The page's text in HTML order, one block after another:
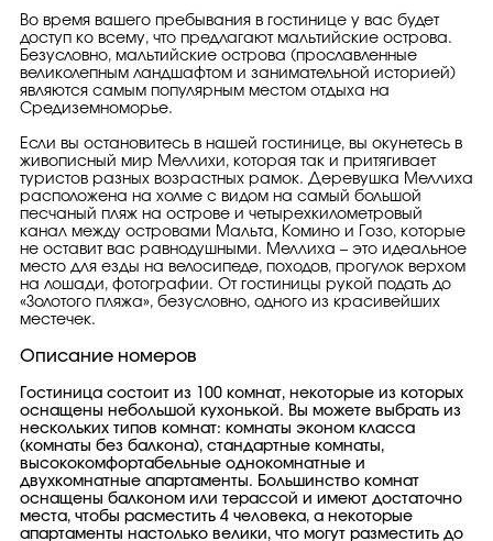
Во время вашего пребывания в гостинице у вас будет
доступ ко всему, что предлагают мальтийские острова.
Безусловно, мальтийские острова (прославленные
великолепным ландшафтом и занимательной историей)
являются самым популярным местом отдыха на
Средиземноморье.
Если вы остановитесь в нашей гостинице, вы окунетесь в
живописный мир Меллихи, которая так и притягивает
туристов разных возрастных рамок. Деревушка Меллиха
расположена на холме с видом на самый большой
песчаный пляж на острове и четырехкилометровый
канал между островами Мальта, Комино и Гозо, которые
не оставит вас равнодушными. Меллиха – это идеальное
место для езды на велосипеде, походов, прогулок верхом
на лошади, фотографии. От гостиницы рукой подать до
«Золотого пляжа», безусловно, одного из красивейших
местечек.
Описание номеров
Гостиница состоит из 100 комнат, некоторые из которых
оснащены небольшой кухонькой. Вы можете выбрать из
нескольких типов комнат: комнаты эконом класса
(комнаты без балкона), стандартные комнаты,
высококомфортабельные однокомнатные и
двухкомнатные апартаменты. Большинство комнат
оснащены балконом или терассой и имеют достаточно
места, чтобы расместить 4 человека, а некоторые
апартаменты настолько велики, что могут разместить до